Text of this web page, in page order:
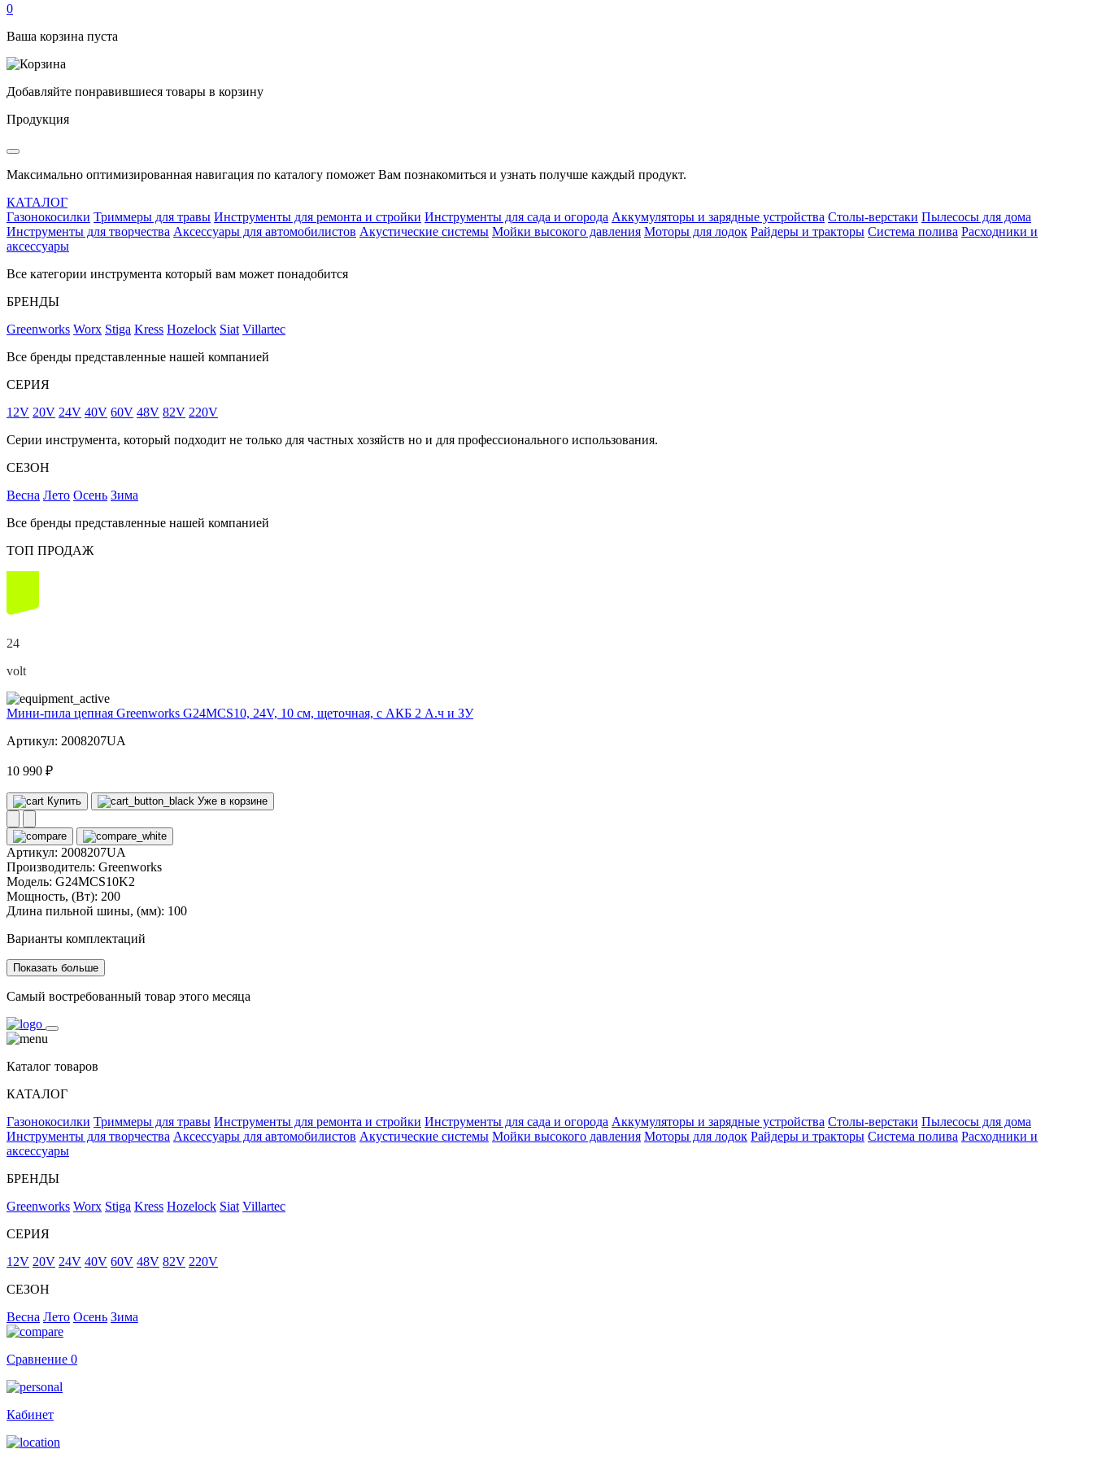
0
Ваша корзина пуста
Добавляйте понравившиеся товары в корзину
Продукция
Максимально оптимизированная навигация по каталогу поможет Вам познакомиться и узнать получше каждый продукт.
КАТАЛОГ
Газонокосилки Триммеры для травы Инструменты для ремонта и стройки Инструменты для сада и огорода Аккумуляторы и зарядные устройства Столы-верстаки Пылесосы для дома
Инструменты для творчества Аксессуары для автомобилистов Акустические системы Мойки высокого давления Моторы для лодок Райдеры и тракторы Система полива Расходники и
аксессуары
Все категории инструмента который вам может понадобится
БРЕНДЫ
Greenworks Worx Stiga Kress Hozelock Siat Villartec
Все бренды представленные нашей компанией
СЕРИЯ
12V 20V 24V 40V 60V 48V 82V 220V
Серии инструмента, который подходит не только для частных хозяйств но и для профессионального использования.
СЕЗОН
Весна Лето Осень Зима
Все бренды представленные нашей компанией
ТОП ПРОДАЖ
24
volt
Мини-пила цепная Greenworks G24MCS10, 24V, 10 см, щеточная, с АКБ 2 А.ч и ЗУ
Артикул: 2008207UA
10 990 ₽
Купить Уже в корзине
Артикул: 2008207UA
Производитель: Greenworks
Модель: G24MCS10K2
Мощность, (Вт): 200
Длина пильной шины, (мм): 100
Варианты комплектаций
Показать больше
Самый востребованный товар этого месяца
Каталог товаров
КАТАЛОГ
Газонокосилки Триммеры для травы Инструменты для ремонта и стройки Инструменты для сада и огорода Аккумуляторы и зарядные устройства Столы-верстаки Пылесосы для дома
Инструменты для творчества Аксессуары для автомобилистов Акустические системы Мойки высокого давления Моторы для лодок Райдеры и тракторы Система полива Расходники и
аксессуары
БРЕНДЫ
Greenworks Worx Stiga Kress Hozelock Siat Villartec
СЕРИЯ
12V 20V 24V 40V 60V 48V 82V 220V
СЕЗОН
Весна Лето Осень Зима
Сравнение 0
Кабинет